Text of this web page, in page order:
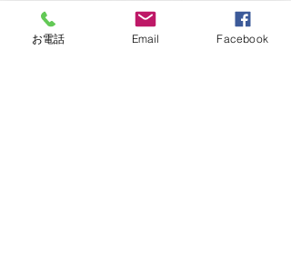
➀「労基」に「行こう」！
→　老齢基礎年金+遺族厚生年
お電話 Email Facebook